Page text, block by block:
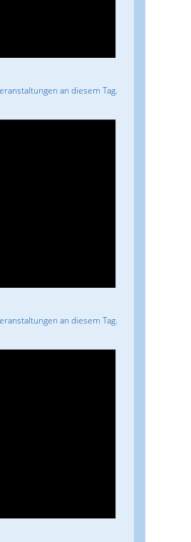
an diesem Tag.
an diesem Tag.